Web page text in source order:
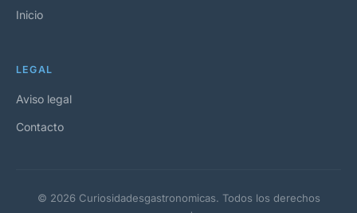
Inicio
LEGAL
Aviso legal
Contacto
© 2026 Curiosidadesgastronomicas. Todos los derechos